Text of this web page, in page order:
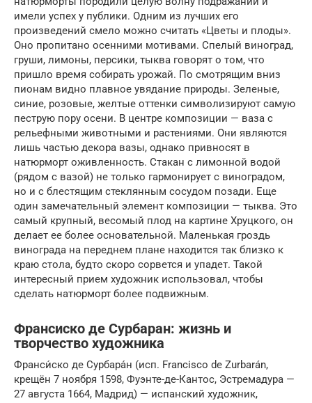
имели успех у публики. Одним из лучших его
произведений смело можно считать «Цветы и плоды».
Оно пропитано осенними мотивами. Спелый виноград,
груши, лимоны, персики, тыква говорят о том, что
пришло время собирать урожай. По смотрящим вниз
пионам видно плавное увядание природы. Зеленые,
синие, розовые, желтые оттенки символизируют самую
пеструю пору осени. В центре композиции — ваза с
рельефными животными и растениями. Они являются
лишь частью декора вазы, однако привносят в
натюрморт оживленность. Стакан с лимонной водой
(рядом с вазой) не только гармонирует с виноградом,
но и с блестящим стеклянным сосудом позади. Еще
один замечательный элемент композиции — тыква. Это
самый крупный, весомый плод на картине Хруцкого, он
делает ее более основательной. Маленькая гроздь
винограда на переднем плане находится так близко к
краю стола, будто скоро сорвется и упадет. Такой
интересный прием художник использовал, чтобы
сделать натюрморт более подвижным.
Франсиско де Сурбаран: жизнь и
творчество художника
Франси́ско де Сурбара́н (исп. Francisco de Zurbarán,
крещён 7 ноября 1598, Фуэнте-де-Кантос, Эстремадура —
27 августа 1664, Мадрид) — испанский художник,